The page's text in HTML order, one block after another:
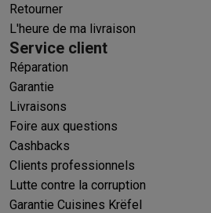
Retourner
L'heure de ma livraison
Service client
Réparation
Garantie
Livraisons
Foire aux questions
Cashbacks
Clients professionnels
Lutte contre la corruption
Garantie Cuisines Krëfel